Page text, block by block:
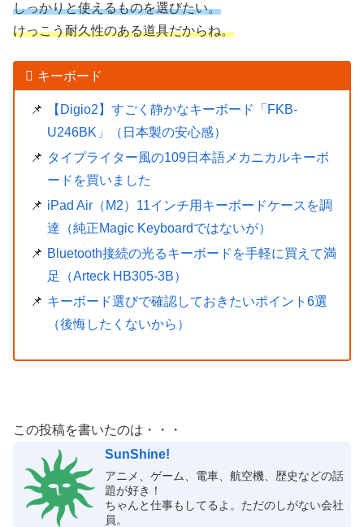
しっかりと使えるものを選びたい。
けっこう耐久性のある道具だからね。
キーボード
【Digio2】すごく静かなキーボード「FKB-
U246BK」（日本製の安心感）
タイプライター風の109日本語メカニカルキーボ
ードを買いました
iPad Air（M2）11インチ用キーボードケースを調
達（純正Magic Keyboardではないが）
Bluetooth接続の光るキーボードを手軽に買えて満
足（Arteck HB305-3B）
キーボード選びで確認しておきたいポイント6選
（後悔したくないから）
この投稿を書いたのは・・・
SunShine!
アニメ、ゲーム、電車、航空機、歴史などの話
題が好き！
ちゃんと仕事もしてるよ。ただのしがない会社
員。